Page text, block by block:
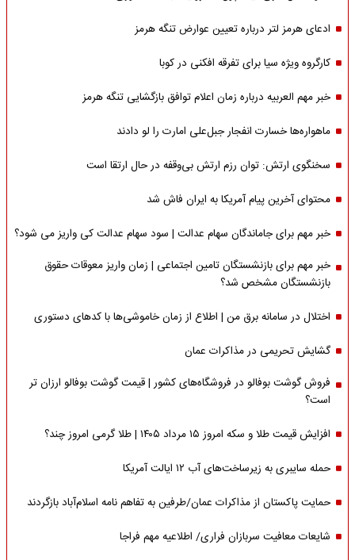
ادعای هرمز لتر درباره تعیین عوارض تنگه هرمز
کارگروه ویژه سیا برای تفرقه افکنی در کوبا
خبر مهم العربیه درباره زمان اعلام توافق بازگشایی تنگه هرمز
ماهواره‌‌ها خسارت انفجار جبل‌علی امارت را لو دادند
سخنگوی ارتش: توان رزم ارتش بی‌وقفه در حال ارتقا است
محتوای آخرین پیام آمریکا به ایران فاش شد
خبر مهم برای جاماندگان سهام عدالت | سود سهام عدالت کی واریز می شود؟
خبر مهم برای بازنشستگان تامین اجتماعی | زمان واریز معوقات حقوق
بازنشستگان مشخص شد؟
اختلال در سامانه برق من | اطلاع از زمان خاموشی‌ها با کدهای دستوری
گشایش تحریمی در مذاکرات عمان
فروش گوشت بوفالو در فروشگاه‌های کشور | قیمت گوشت بوفالو ارزان تر
است؟
افزایش قیمت طلا و سکه امروز ۱۵ مرداد ۱۴۰۵ | طلا گرمی امروز چند؟
حمله سایبری به زیرساخت‌های آب ۱۲ ایالت آمریکا
حمایت پاکستان از مذاکرات عمان/طرفین به تفاهم نامه اسلام‌آباد بازگردند
شایعات معافیت سربازان فراری/ اطلاعیه مهم فراجا